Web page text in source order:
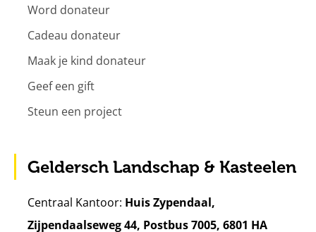
Word donateur
Cadeau donateur
Maak je kind donateur
Geef een gift
Steun een project
Geldersch Landschap & Kasteelen
Centraal Kantoor: Huis Zypendaal,
Zijpendaalseweg 44, Postbus 7005, 6801 HA